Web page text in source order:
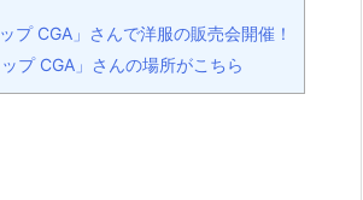
プ CGA」さんで洋服の販売会開催！
プ CGA」さんの場所がこちら